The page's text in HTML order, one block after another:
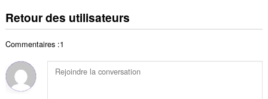
e
s
e
n
e
o
t
d
e
b
t
o
Retour des utilisateurs
Commentaires :1